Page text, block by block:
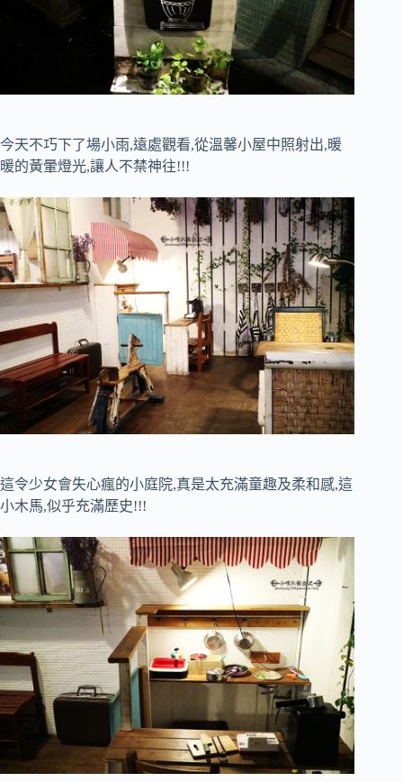
今天不巧下了場小雨,遠處觀看,從溫馨小屋中照射出,暖
暖的黃暈燈光,讓人不禁神往!!!
這令少女會失心瘋的小庭院,真是太充滿童趣及柔和感,這
小木馬,似乎充滿歷史!!!